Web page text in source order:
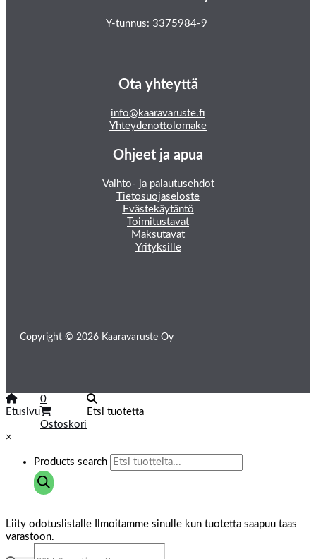
Y-tunnus: 3375984-9
Ota yhteyttä
info@kaaravaruste.fi
Yhteydenottolomake
Ohjeet ja apua
Vaihto- ja palautusehdot
Tietosuojaseloste
Evästekäytäntö
Toimitustavat
Maksutavat
Yrityksille
Copyright © 2026 Kaaravaruste Oy
Etusivu
0
Ostoskori
Etsi tuotetta
×
Products search
Liity odotuslistalle
Ilmoitamme sinulle kun tuotetta saapuu taas
varastoon.